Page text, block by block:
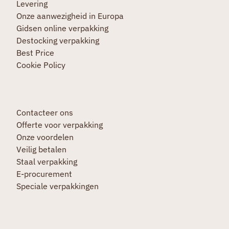
Levering
Onze aanwezigheid in Europa
Gidsen online verpakking
Destocking verpakking
Best Price
Cookie Policy
Contacteer ons
Offerte voor verpakking
Onze voordelen
Veilig betalen
Staal verpakking
E-procurement
Speciale verpakkingen